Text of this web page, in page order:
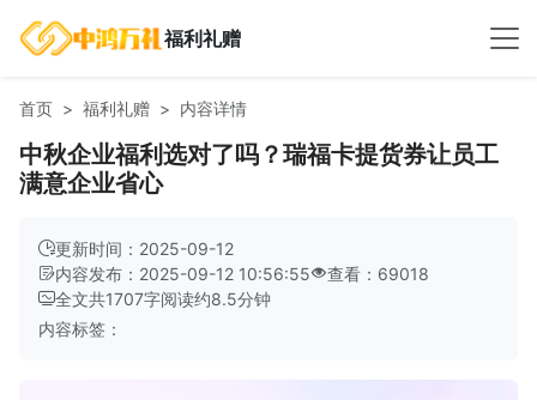
福利礼赠
首页 福利礼赠 内容详情
中秋企业福利选对了吗？瑞福卡提货券让员工
满意企业省心
更新时间：2025-09-12
内容发布：2025-09-12 10:56:55
查看：69018
全文共1707字阅读约8.5分钟
内容标签：